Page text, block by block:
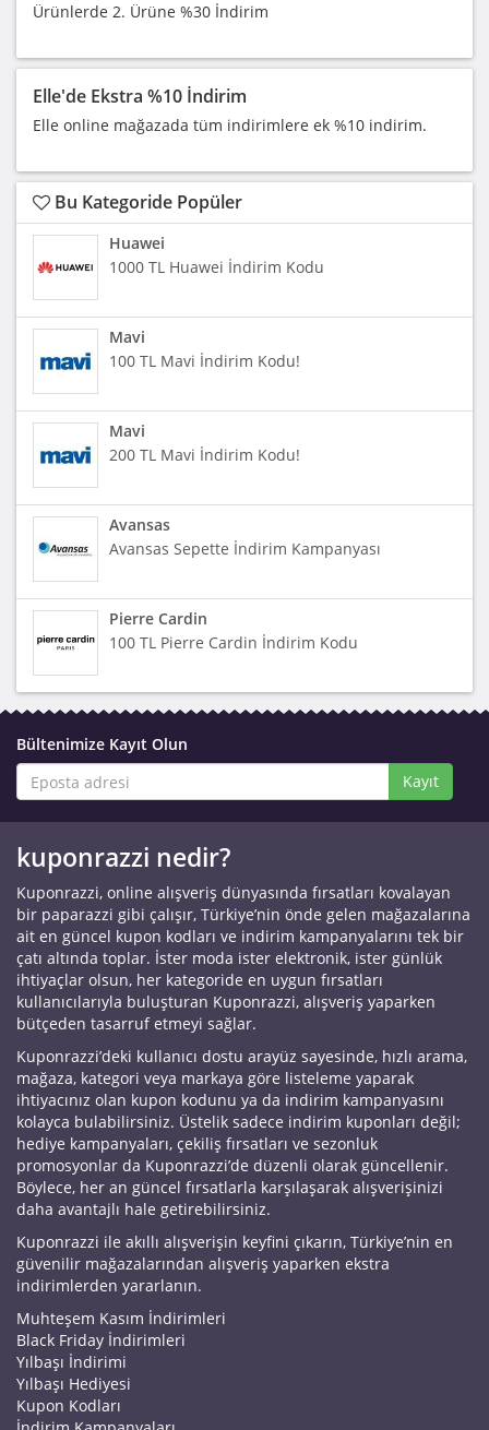
Ürünlerde 2. Ürüne %30 İndirim
Elle'de Ekstra %10 İndirim
Elle online mağazada tüm indirimlere ek %10 indirim.
Bu Kategoride Popüler
Huawei
1000 TL Huawei İndirim Kodu
Mavi
100 TL Mavi İndirim Kodu!
Mavi
200 TL Mavi İndirim Kodu!
Avansas
Avansas Sepette İndirim Kampanyası
Pierre Cardin
100 TL Pierre Cardin İndirim Kodu
Bültenimize Kayıt Olun
Kayıt
kuponrazzi nedir?
Kuponrazzi, online alışveriş dünyasında fırsatları kovalayan
bir paparazzi gibi çalışır, Türkiye’nin önde gelen mağazalarına
ait en güncel kupon kodları ve indirim kampanyalarını tek bir
çatı altında toplar. İster moda ister elektronik, ister günlük
ihtiyaçlar olsun, her kategoride en uygun fırsatları
kullanıcılarıyla buluşturan Kuponrazzi, alışveriş yaparken
bütçeden tasarruf etmeyi sağlar.
Kuponrazzi’deki kullanıcı dostu arayüz sayesinde, hızlı arama,
mağaza, kategori veya markaya göre listeleme yaparak
ihtiyacınız olan kupon kodunu ya da indirim kampanyasını
kolayca bulabilirsiniz. Üstelik sadece indirim kuponları değil;
hediye kampanyaları, çekiliş fırsatları ve sezonluk
promosyonlar da Kuponrazzi’de düzenli olarak güncellenir.
Böylece, her an güncel fırsatlarla karşılaşarak alışverişinizi
daha avantajlı hale getirebilirsiniz.
Kuponrazzi ile akıllı alışverişin keyfini çıkarın, Türkiye’nin en
güvenilir mağazalarından alışveriş yaparken ekstra
indirimlerden yararlanın.
Muhteşem Kasım İndirimleri
Black Friday İndirimleri
Yılbaşı İndirimi
Yılbaşı Hediyesi
Kupon Kodları